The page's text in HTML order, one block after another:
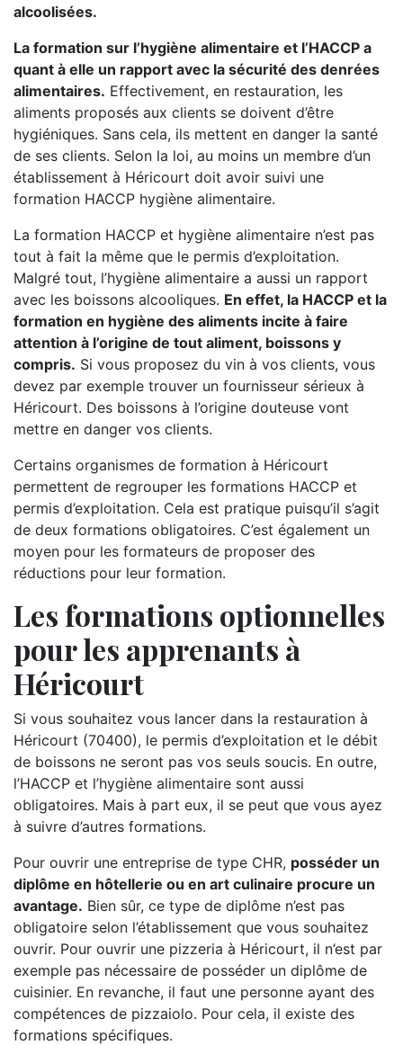
alcoolisées.
La formation sur l’hygiène alimentaire et l’HACCP a
quant à elle un rapport avec la sécurité des denrées
alimentaires. Effectivement, en restauration, les
aliments proposés aux clients se doivent d’être
hygiéniques. Sans cela, ils mettent en danger la santé
de ses clients. Selon la loi, au moins un membre d’un
établissement à Héricourt doit avoir suivi une
formation HACCP hygiène alimentaire.
La formation HACCP et hygiène alimentaire n’est pas
tout à fait la même que le permis d’exploitation.
Malgré tout, l’hygiène alimentaire a aussi un rapport
avec les boissons alcooliques. En effet, la HACCP et la
formation en hygiène des aliments incite à faire
attention à l’origine de tout aliment, boissons y
compris. Si vous proposez du vin à vos clients, vous
devez par exemple trouver un fournisseur sérieux à
Héricourt. Des boissons à l’origine douteuse vont
mettre en danger vos clients.
Certains organismes de formation à Héricourt
permettent de regrouper les formations HACCP et
permis d’exploitation. Cela est pratique puisqu’il s’agit
de deux formations obligatoires. C’est également un
moyen pour les formateurs de proposer des
réductions pour leur formation.
Les formations optionnelles
pour les apprenants à
Héricourt
Si vous souhaitez vous lancer dans la restauration à
Héricourt (70400), le permis d’exploitation et le débit
de boissons ne seront pas vos seuls soucis. En outre,
l’HACCP et l’hygiène alimentaire sont aussi
obligatoires. Mais à part eux, il se peut que vous ayez
à suivre d’autres formations.
Pour ouvrir une entreprise de type CHR, posséder un
diplôme en hôtellerie ou en art culinaire procure un
avantage. Bien sûr, ce type de diplôme n’est pas
obligatoire selon l’établissement que vous souhaitez
ouvrir. Pour ouvrir une pizzeria à Héricourt, il n’est par
exemple pas nécessaire de posséder un diplôme de
cuisinier. En revanche, il faut une personne ayant des
compétences de pizzaiolo. Pour cela, il existe des
formations spécifiques.